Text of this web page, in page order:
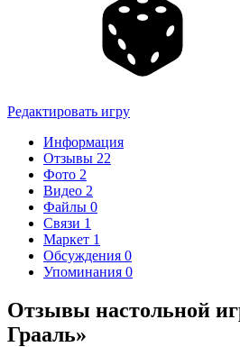
Редактировать игру
Информация
Отзывы 22
Фото 2
Видео 2
Файлы 0
Связи 1
Маркет 1
Обсуждения 0
Упоминания 0
Отзывы настольной
Грааль»